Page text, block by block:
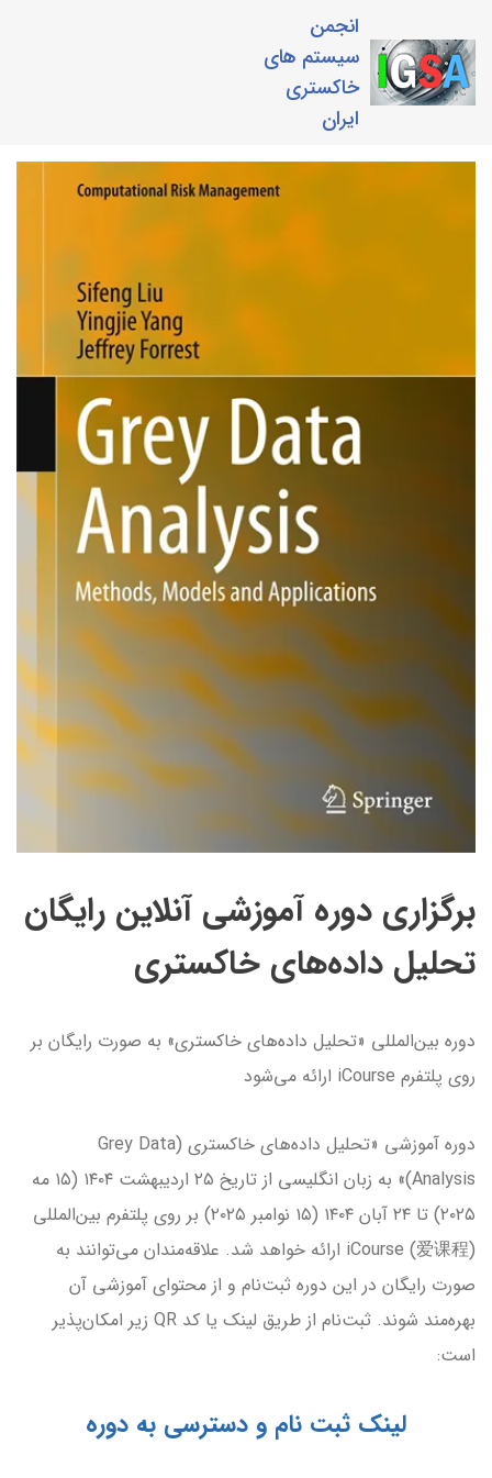
انجمن
سیستم های
خاکستری
ایران
برگزاری دوره آموزشی آنلاین رایگان
تحلیل داده‌های خاکستری
دوره بین‌المللی «تحلیل داده‌های خاکستری» به صورت رایگان بر
روی پلتفرم iCourse ارائه می‌شود
دوره آموزشی «تحلیل داده‌های خاکستری (Grey Data
Analysis)» به زبان انگلیسی از تاریخ ۲۵ اردیبهشت ۱۴۰۴ (۱۵ مه
۲۰۲۵) تا ۲۴ آبان ۱۴۰۴ (۱۵ نوامبر ۲۰۲۵) بر روی پلتفرم بین‌المللی
iCourse (爱课程) ارائه خواهد شد. علاقه‌مندان می‌توانند به
صورت رایگان در این دوره ثبت‌نام و از محتوای آموزشی آن
بهره‌مند شوند. ثبت‌نام از طریق لینک یا کد QR زیر امکان‌پذیر
است:
لینک ثبت نام و دسترسی به دوره